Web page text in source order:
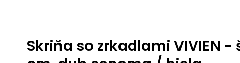
Skriňa so zrkadlami VIVIEN -